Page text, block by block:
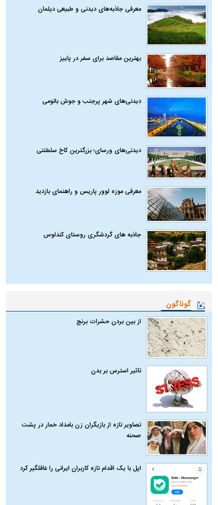
معرفی جاذبه‌های دیدنی و طبیعی دیلمان
بهترین مقاصد برای سفر در پاییز
دیدنی‌های شهر پرجنب و جوش باتومی
دیدنی‌های ورسای؛ بزرگترین کاخ سلطنتی
معرفی موزه لوور پاریس و راهنمای بازدید
جاذبه های گردشگری روستای کندلوس
گوناگون
از بین بردن حشرات برنج
تاثیر استرس بر بدن
تصاویر تازه از بازیگران زن بامداد خمار در پشت
صحنه
اپل با یک اقدام تازه کاربران ایرانی را غافلگیر کرد